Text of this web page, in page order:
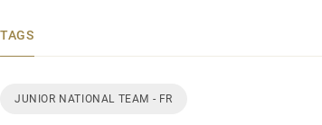
TAGS
JUNIOR NATIONAL TEAM - FR